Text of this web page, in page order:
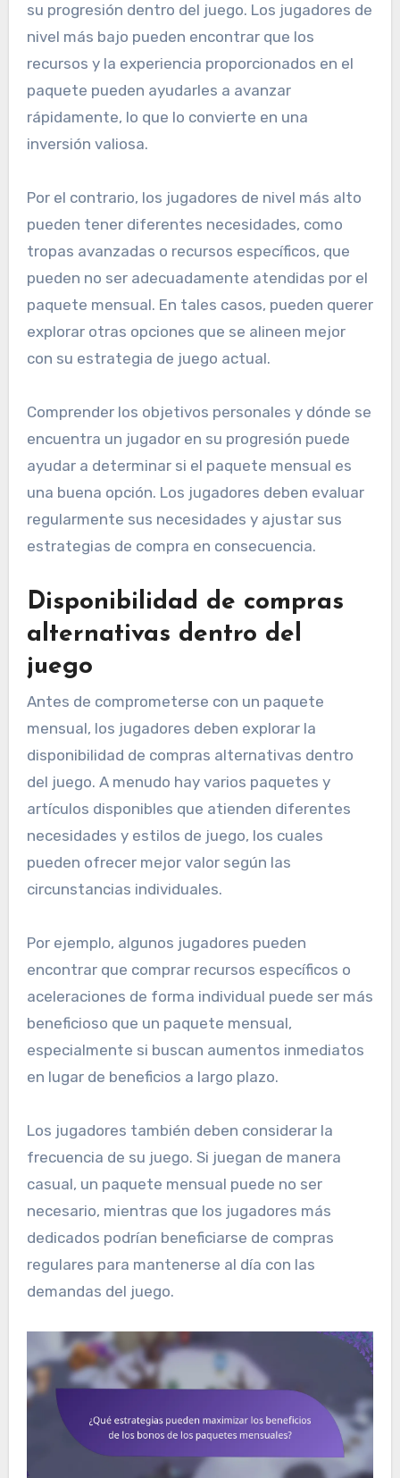
su progresión dentro del juego. Los jugadores de
nivel más bajo pueden encontrar que los
recursos y la experiencia proporcionados en el
paquete pueden ayudarles a avanzar
rápidamente, lo que lo convierte en una
inversión valiosa.
Por el contrario, los jugadores de nivel más alto
pueden tener diferentes necesidades, como
tropas avanzadas o recursos específicos, que
pueden no ser adecuadamente atendidas por el
paquete mensual. En tales casos, pueden querer
explorar otras opciones que se alineen mejor
con su estrategia de juego actual.
Comprender los objetivos personales y dónde se
encuentra un jugador en su progresión puede
ayudar a determinar si el paquete mensual es
una buena opción. Los jugadores deben evaluar
regularmente sus necesidades y ajustar sus
estrategias de compra en consecuencia.
Disponibilidad de compras
alternativas dentro del
juego
Antes de comprometerse con un paquete
mensual, los jugadores deben explorar la
disponibilidad de compras alternativas dentro
del juego. A menudo hay varios paquetes y
artículos disponibles que atienden diferentes
necesidades y estilos de juego, los cuales
pueden ofrecer mejor valor según las
circunstancias individuales.
Por ejemplo, algunos jugadores pueden
encontrar que comprar recursos específicos o
aceleraciones de forma individual puede ser más
beneficioso que un paquete mensual,
especialmente si buscan aumentos inmediatos
en lugar de beneficios a largo plazo.
Los jugadores también deben considerar la
frecuencia de su juego. Si juegan de manera
casual, un paquete mensual puede no ser
necesario, mientras que los jugadores más
dedicados podrían beneficiarse de compras
regulares para mantenerse al día con las
demandas del juego.